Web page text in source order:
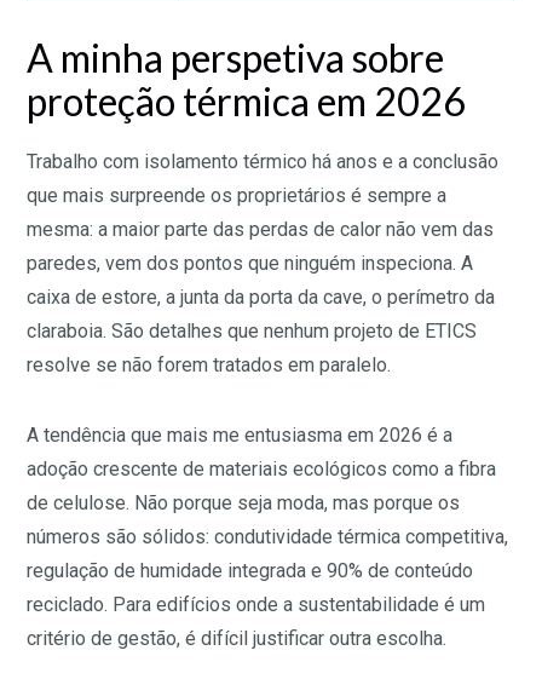
A minha perspetiva sobre
proteção térmica em 2026
Trabalho com isolamento térmico há anos e a conclusão
que mais surpreende os proprietários é sempre a
mesma: a maior parte das perdas de calor não vem das
paredes, vem dos pontos que ninguém inspeciona. A
caixa de estore, a junta da porta da cave, o perímetro da
claraboia. São detalhes que nenhum projeto de ETICS
resolve se não forem tratados em paralelo.
A tendência que mais me entusiasma em 2026 é a
adoção crescente de materiais ecológicos como a fibra
de celulose. Não porque seja moda, mas porque os
números são sólidos: condutividade térmica competitiva,
regulação de humidade integrada e 90% de conteúdo
reciclado. Para edifícios onde a sustentabilidade é um
critério de gestão, é difícil justificar outra escolha.